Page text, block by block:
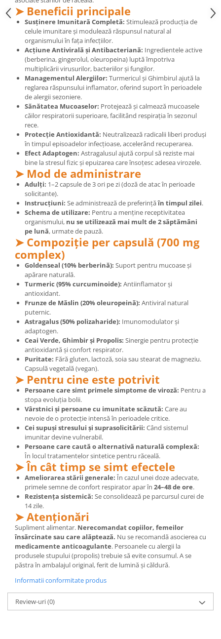
Cătină
Chlorella
Colina
Electroliti
Produse Apicole
Cacao
➤ Beneficii principale
Susținere Imunitară Completă: Stimulează producția de
celule imunitare și modulează răspunsul natural al
organismului în fața infecțiilor.
Acțiune Antivirală și Antibacteriană: Ingredientele active
(berberina, gingerolul, oleuropeina) luptă împotriva
multiplicării virusurilor, bacteriilor și fungilor.
Managementul Alergiilor: Turmericul și Ghimbirul ajută la
reglarea răspunsului inflamator, oferind suport în perioadele
de alergii sezoniere.
Sănătatea Mucoaselor: Protejează și calmează mucoasele
căilor respiratorii superioare, facilitând respirația în sezonul
rece.
Protecție Antioxidantă: Neutralizează radicalii liberi produși
în timpul episoadelor infecțioase, accelerând recuperarea.
Efect Adaptogen: Astragalusul ajută corpul să reziste mai
bine la stresul fizic și epuizarea care însoțesc adesea virozele.
➤ Mod de administrare
Adulți: 1–2 capsule de 3 ori pe zi (doză de atac în perioade
solicitante).
Instrucțiuni: Se administrează de preferințăîn timpul zilei.
Schema de utilizare: Pentru a menține receptivitatea
organismului, nu se utilizează mai mult de 2 săptămâni
pe lună, urmate de pauză.
➤ Compoziție per capsulă (700 mg
complex)
Goldenseal (10% berberină): Suport pentru mucoase și
apărare naturală.
Turmeric (95% curcuminoide): Antiinflamator și
antioxidant.
Frunze de Măslin (20% oleuropeină): Antiviral natural
puternic.
Astragalus (50% polizaharide): Imunomodulator și
adaptogen.
Ceai Verde, Ghimbir și Propolis: Sinergie pentru protecție
antioxidantă și confort respirator.
Puritate: Fără gluten, lactoză, soia sau stearat de magneziu.
Capsulă vegetală (vegan).
➤ Pentru cine este potrivit
Persoane care simt primele simptome de viroză: Pentru a
stopa evoluția bolii.
Vârstnici și persoane cu imunitate scăzută: Care au
nevoie de o protecție intensă în perioadele critice.
Cei supuși stresului și suprasolicitării: Când sistemul
imunitar devine vulnerabil.
Persoane care caută o alternativă naturală complexă:
În locul tratamentelor sintetice pentru răceală.
➤ În cât timp se simt efectele
Ameliorarea stării generale: În cazul unei doze adecvate,
primele semne de confort respirator apar în 24–48 de ore.
Rezistența sistemică: Se consolidează pe parcursul curei de
14 zile.
➤ Atenționări
Supliment alimentar. Nerecomandat copiilor, femeilor
însărcinate sau care alăptează. Nu se recomandă asocierea cu
medicamente anticoagulante. Persoanele cu alergii la
produsele stupului (propolis) trebuie să evite consumul. A se
păstra în ambalajul original, ferit de lumină și căldură.
Informatii conformitate produs
Review-uri(0)